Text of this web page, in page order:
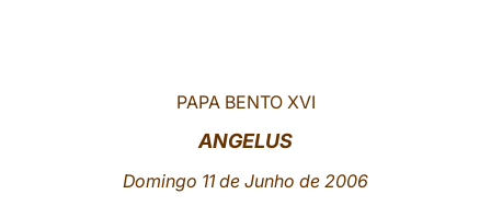
LATINE
PAPA BENTO XVI
ANGELUS
Domingo 11 de Junho de 2006